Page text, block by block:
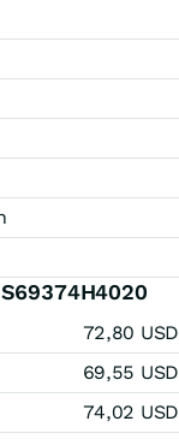
72,80 USD
69,55 USD
74,02 USD